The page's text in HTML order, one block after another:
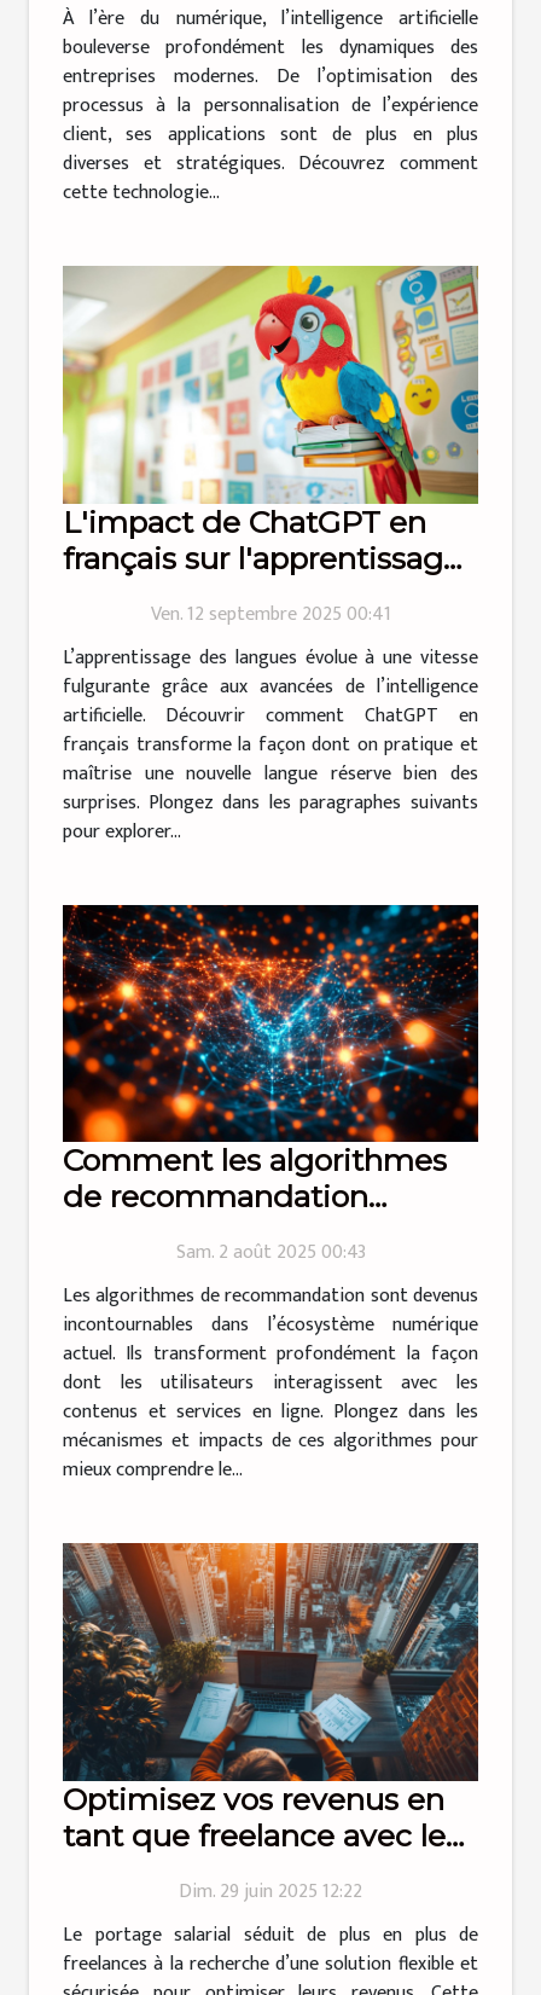
À l’ère du numérique, l’intelligence artificielle
bouleverse profondément les dynamiques des
entreprises modernes. De l’optimisation des
processus à la personnalisation de l’expérience
client, ses applications sont de plus en plus
diverses et stratégiques. Découvrez comment
cette technologie...
L'impact de ChatGPT en
français sur l'apprentissage
Ven. 12 septembre 2025 00:41
L’apprentissage des langues évolue à une vitesse
fulgurante grâce aux avancées de l’intelligence
artificielle. Découvrir comment ChatGPT en
français transforme la façon dont on pratique et
maîtrise une nouvelle langue réserve bien des
surprises. Plongez dans les paragraphes suivants
pour explorer...
Comment les algorithmes
de recommandation
l'engagement utilisateur ?
Sam. 2 août 2025 00:43
Les algorithmes de recommandation sont devenus
incontournables dans l’écosystème numérique
actuel. Ils transforment profondément la façon
dont les utilisateurs interagissent avec les
contenus et services en ligne. Plongez dans les
mécanismes et impacts de ces algorithmes pour
mieux comprendre le...
Optimisez vos revenus en
tant que freelance avec le
Dim. 29 juin 2025 12:22
Le portage salarial séduit de plus en plus de
freelances à la recherche d’une solution flexible et